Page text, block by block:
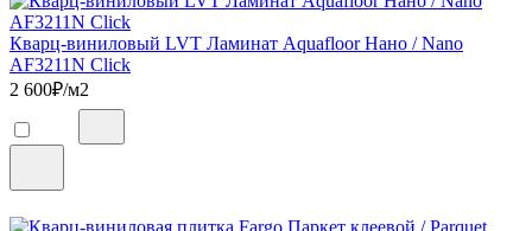
Кварц-виниловый LVT Ламинат Aquafloor Нано / Nano
AF3211N Click
2 600₽/м2